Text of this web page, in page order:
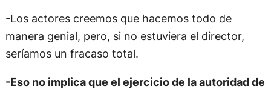
-Los actores creemos que hacemos todo de
manera genial, pero, si no estuviera el director,
seríamos un fracaso total.
-Eso no implica que el ejercicio de la autoridad de